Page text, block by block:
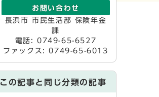
お問い合わせ
長浜市 市民生活部 保険年金
課
電話: 0749-65-6527
ファックス: 0749-65-6013
この記事と同じ分類の記事